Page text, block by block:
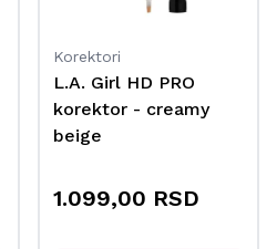
Korektori
L.A. Girl HD PRO
korektor - creamy
beige
1.099,00 RSD